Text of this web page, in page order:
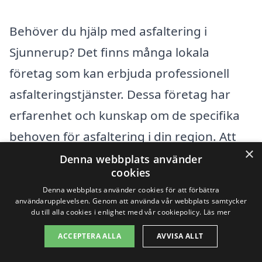
Behöver du hjälp med asfaltering i
Sjunnerup? Det finns många lokala
företag som kan erbjuda professionell
asfalteringstjänster. Dessa företag har
erfarenhet och kunskap om de specifika
behoven för asfaltering i din region. Att
anlita en expert kan säkerställa att ditt
projekt blir framgångsrikt, oavsett om det
handlar om en uppfart, en väg eller en
×
Denna webbplats använder
cookies
Denna webbplats använder cookies för att förbättra
användarupplevelsen. Genom att använda vår webbplats samtycker
du till alla cookies i enlighet med vår cookiepolicy. Läs mer
ACCEPTERA ALLA AVVISA ALLT